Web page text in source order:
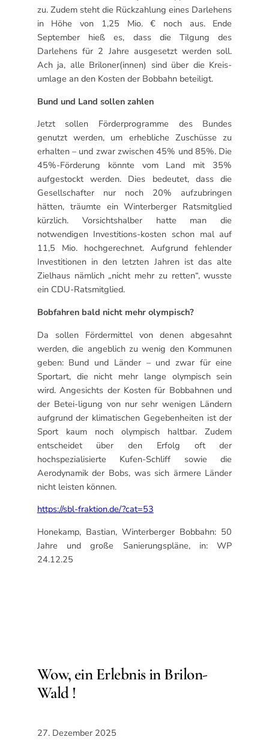
zu. Zudem steht die Rückzahlung eines Darlehens
in Höhe von 1,25 Mio. € noch aus. Ende
September hieß es, dass die Tilgung des
Darlehens für 2 Jahre ausgesetzt werden soll.
Ach ja, alle Briloner(innen) sind über die Kreis-
umlage an den Kosten der Bobbahn beteiligt.
Bund und Land sollen zahlen
Jetzt sollen Förderprogramme des Bundes
genutzt werden, um erhebliche Zuschüsse zu
erhalten – und zwar zwischen 45% und 85%. Die
45%-Förderung könnte vom Land mit 35%
aufgestockt werden. Dies bedeutet, dass die
Gesellschafter nur noch 20% aufzubringen
hätten, träumte ein Winterberger Ratsmitglied
kürzlich. Vorsichtshalber hatte man die
notwendigen Investitions-kosten schon mal auf
11,5 Mio. hochgerechnet. Aufgrund fehlender
Investitionen in den letzten Jahren ist das alte
Zielhaus nämlich „nicht mehr zu retten“, wusste
ein CDU-Ratsmitglied.
Bobfahren bald nicht mehr olympisch?
Da sollen Fördermittel von denen abgesahnt
werden, die angeblich zu wenig den Kommunen
geben: Bund und Länder – und zwar für eine
Sportart, die nicht mehr lange olympisch sein
wird. Angesichts der Kosten für Bobbahnen und
der Betei-ligung von nur sehr wenigen Ländern
aufgrund der klimatischen Gegebenheiten ist der
Sport kaum noch olympisch haltbar. Zudem
entscheidet über den Erfolg oft der
hochspezialisierte Kufen-Schliff sowie die
Aerodynamik der Bobs, was sich ärmere Länder
nicht leisten können.
https://sbl-fraktion.de/?cat=53
Honekamp, Bastian, Winterberger Bobbahn: 50
Jahre und große Sanierungspläne, in: WP
24.12.25
Wow, ein Erlebnis in Brilon-
Wald !
27. Dezember 2025